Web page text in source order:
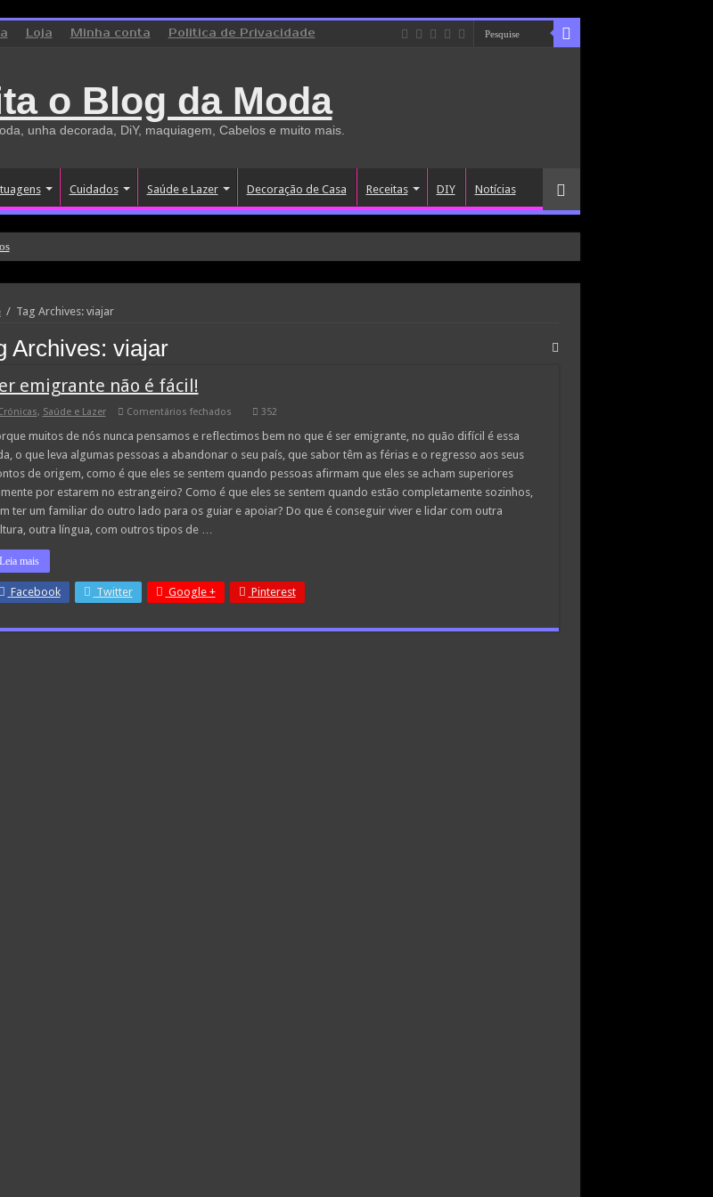
Loja Minha conta Politica de Privacidade
o Blog da Moda
unha decorada, DiY, maquiagem, Cabelos e muito mais.
Cuidados Saúde e Lazer Decoração de Casa Receitas DIY Notícias
/ Tag Archives: viajar
Archives: viajar
emigrante não é fácil!
, Saúde e Lazer Comentários fechadosem
emigrante
é
fácil!
352
muitos de nós nunca pensamos e reflectimos bem no que é ser emigrante, no quão difícil é essa
o que leva algumas pessoas a abandonar o seu país, que sabor têm as férias e o regresso aos seus
de origem, como é que eles se sentem quando pessoas afirmam que eles se acham superiores
por estarem no estrangeiro? Como é que eles se sentem quando estão completamente sozinhos,
ter um familiar do outro lado para os guiar e apoiar? Do que é conseguir viver e lidar com outra
outra língua, com outros tipos de …
Leia mais
Facebook Twitter Google + Pinterest